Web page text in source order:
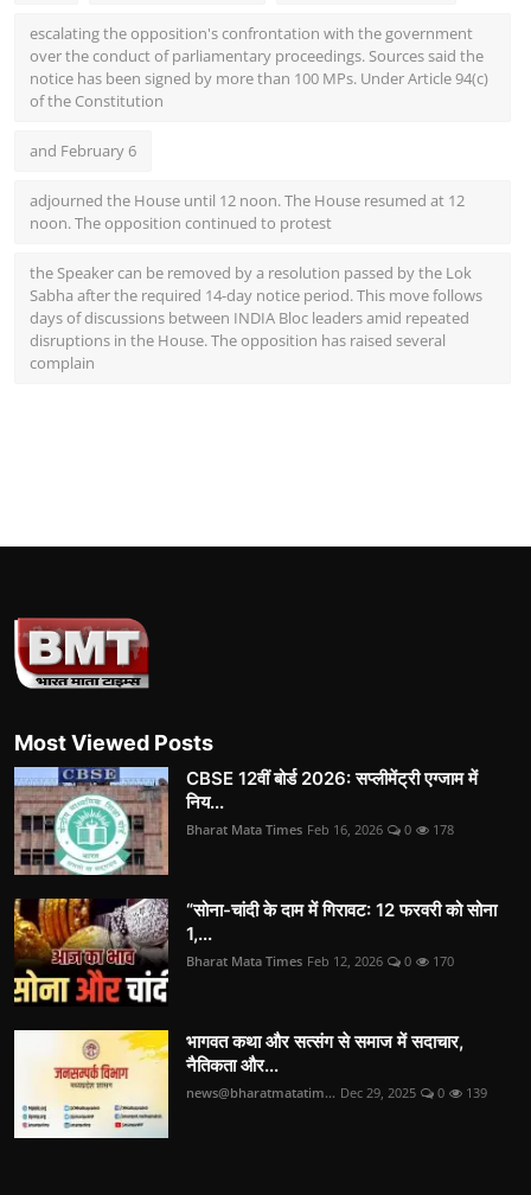
escalating the opposition's confrontation with the government
over the conduct of parliamentary proceedings. Sources said the
notice has been signed by more than 100 MPs. Under Article 94(c)
of the Constitution
and February 6
adjourned the House until 12 noon. The House resumed at 12
noon. The opposition continued to protest
the Speaker can be removed by a resolution passed by the Lok
Sabha after the required 14-day notice period. This move follows
days of discussions between INDIA Bloc leaders amid repeated
disruptions in the House. The opposition has raised several
complain
Most Viewed Posts
CBSE 12वीं बोर्ड 2026: सप्लीमेंट्री एग्जाम में
निय...
Bharat Mata Times Feb 16, 2026 0 178
“सोना-चांदी के दाम में गिरावट: 12 फरवरी को सोना
1,...
Bharat Mata Times Feb 12, 2026 0 170
भागवत कथा और सत्संग से समाज में सदाचार,
नैतिकता और...
news@bharatmatatim... Dec 29, 2025 0 139